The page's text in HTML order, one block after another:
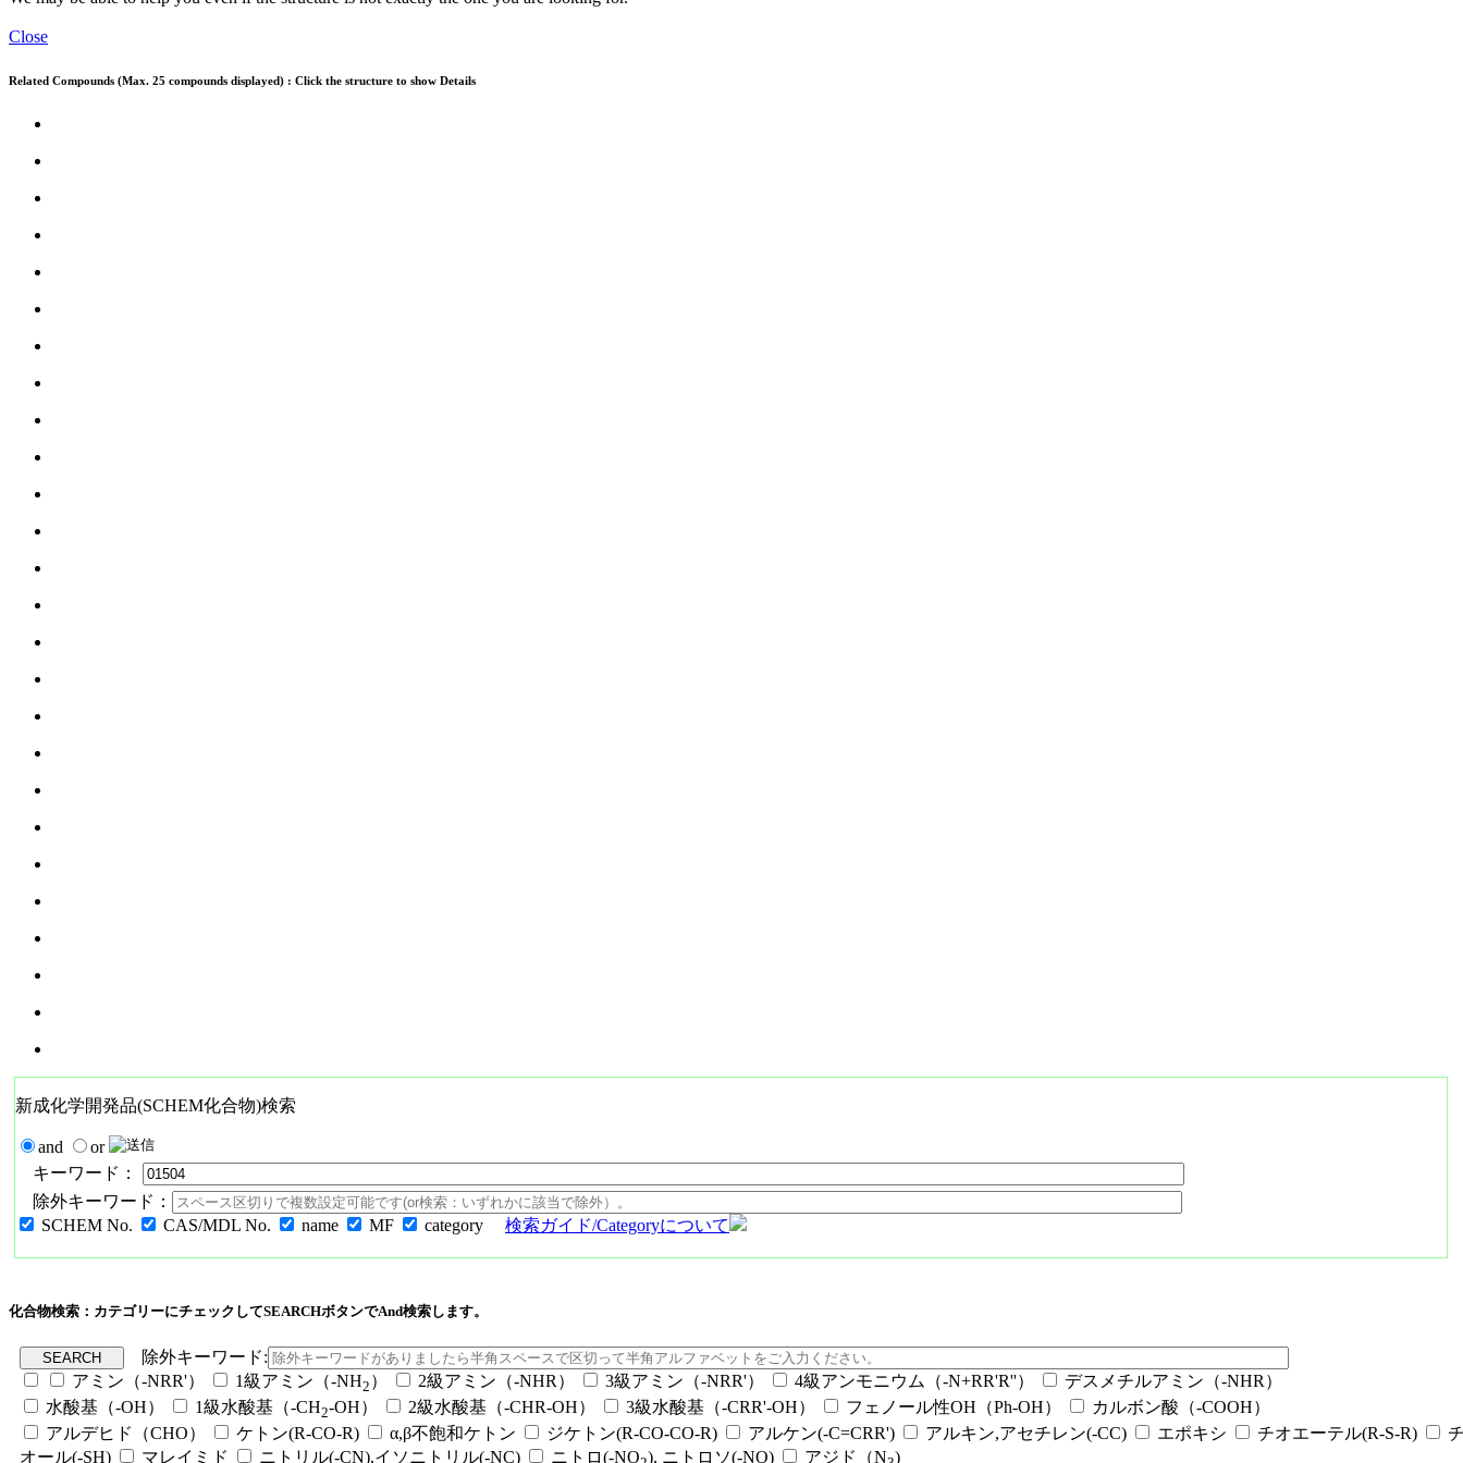
Close
Related Compounds (Max. 25 compounds displayed) : Click the structure to show Details
新成化学開発品(SCHEM化合物)検索
and
or
キーワード：
除外キーワード：
SCHEM No.
CAS/MDL No. name MF category 検索ガイド/Categoryについて
化合物検索：カテゴリーにチェックしてSEARCHボタンでAnd検索します。
除外キーワード:
アミン（-NRR'）
1級アミン（-NH2 ） 2級アミン（-NHR） 3級アミン（-NRR'） 4級アンモニウム（-N+RR'R''）
デスメチルアミン（-NHR）
水酸基（-OH）
1級水酸基（-CH2-OH） 2級水酸基（-CHR-OH） 3級水酸基（-CRR'-OH） フェノール性OH（Ph-OH）
カルボン酸（-COOH）
アルデヒド（CHO）
ケトン(R-CO-R) α,β不飽和ケトン ジケトン(R-CO-CO-R) アルケン(-C=CRR') アルキン,アセチレン(-CC) エポキシ チオエーテル(R-S-R)
オール(-SH)
マレイミド ニトリル(-CN),イソニトリル(-NC) ニトロ(-NO ), ニトロソ(-NO) アジド（N )